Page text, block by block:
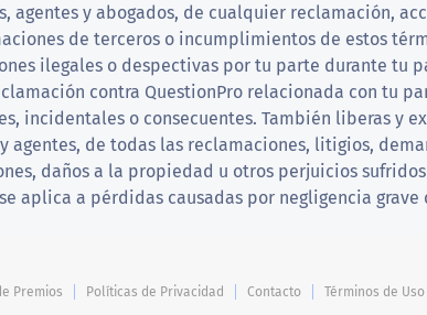
agentes y abogados, de cualquier reclamación,
de terceros o incumplimientos de estos
ilegales o despectivas por tu parte durante tu
contra QuestionPro relacionada con tu
incidentales o consecuentes. También liberas y
agentes, de todas las reclamaciones, litigios,
daños a la propiedad u otros perjuicios
aplica a pérdidas causadas por negligencia
Premios Políticas de Privacidad Contacto Términos de Uso